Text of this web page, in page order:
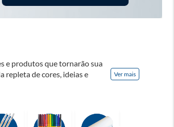
e produtos que tornarão sua
repleta de cores, ideias e
Ver mais